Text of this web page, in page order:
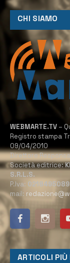
CHI SIAMO
WEBMARTE.TV –
Registro stampa
09/04/2010
Direttore
Società editrice:
S.R.L.S.
P.Iva:
mail:
ARTICOLI PIÙ